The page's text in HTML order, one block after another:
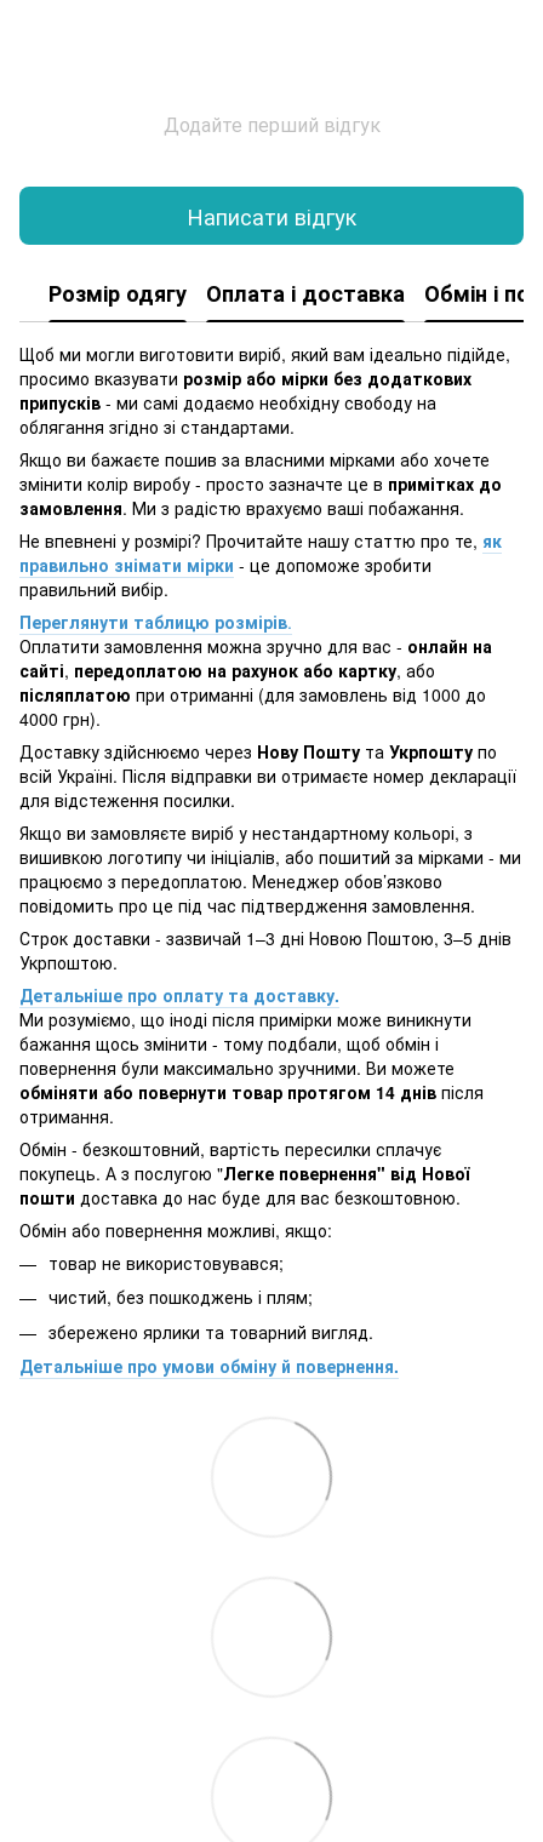
Додайте перший відгук
Написати відгук
Розмір одягу Оплата і доставка Обмін і
Щоб ми могли виготовити виріб, який вам ідеально підійде,
просимо вказувати розмір або мірки без додаткових
припусків - ми самі додаємо необхідну свободу на
облягання згідно зі стандартами.
Якщо ви бажаєте пошив за власними мірками або хочете
змінити колір виробу - просто зазначте це в примітках до
замовлення. Ми з радістю врахуємо ваші побажання.
Не впевнені у розмірі? Прочитайте нашу статтю про те, як
правильно знімати мірки - це допоможе зробити
правильний вибір.
Переглянути таблицю розмірів.
Оплатити замовлення можна зручно для вас - онлайн на
сайті, передоплатою на рахунок або картку, або
післяплатою при отриманні (для замовлень від 1000 до
4000 грн).
Доставку здійснюємо через Нову Пошту та Укрпошту по
всій Україні. Після відправки ви отримаєте номер декларації
для відстеження посилки.
Якщо ви замовляєте виріб у нестандартному кольорі, з
вишивкою логотипу чи ініціалів, або пошитий за мірками - ми
працюємо з передоплатою. Менеджер обов’язково
повідомить про це під час підтвердження замовлення.
Строк доставки - зазвичай 1–3 дні Новою Поштою, 3–5 днів
Укрпоштою.
Детальніше про оплату та доставку.
Ми розуміємо, що іноді після примірки може виникнути
бажання щось змінити - тому подбали, щоб обмін і
повернення були максимально зручними. Ви можете
обміняти або повернути товар протягом 14 днів після
отримання.
Обмін - безкоштовний, вартість пересилки сплачує
покупець. А з послугою "Легке повернення" від Нової
пошти доставка до нас буде для вас безкоштовною.
Обмін або повернення можливі, якщо:
товар не використовувався;
чистий, без пошкоджень і плям;
збережено ярлики та товарний вигляд.
Детальніше про умови обміну й повернення.